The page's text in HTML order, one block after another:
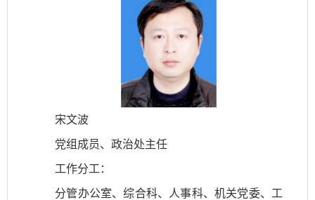
宋文波
党组成员、政治处主任
工作分工：
分管办公室、综合科、人事科、机关党委、工